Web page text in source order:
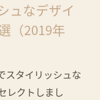
ュなデザイ
（2019年
スタイリッシュな
レクトしまし